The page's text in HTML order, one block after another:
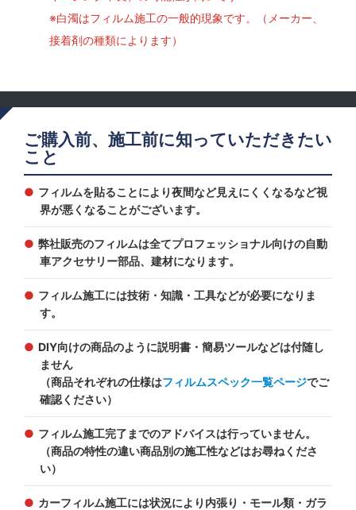
※白濁はフィルム施工の一般的現象です。（メーカー、
接着剤の種類によります）
ご購入前、施工前に知っていただきたい
こと
フィルムを貼ることにより夜間など見えにくくなるなど視
界が悪くなることがございます。
弊社販売のフィルムは全てプロフェッショナル向けの自動
車アクセサリー部品、建材になります。
フィルム施工には技術・知識・工具などが必要になりま
す。
DIY向けの商品のように説明書・簡易ツールなどは付随し
ません
（商品それぞれの仕様はフィルムスペック一覧ページでご
確認ください）
フィルム施工完了までのアドバイスは行っていません。
（商品の特性の違い商品別の施工性などはお尋ねくださ
い）
カーフィルム施工には状況により内張り・モール類・ガラ